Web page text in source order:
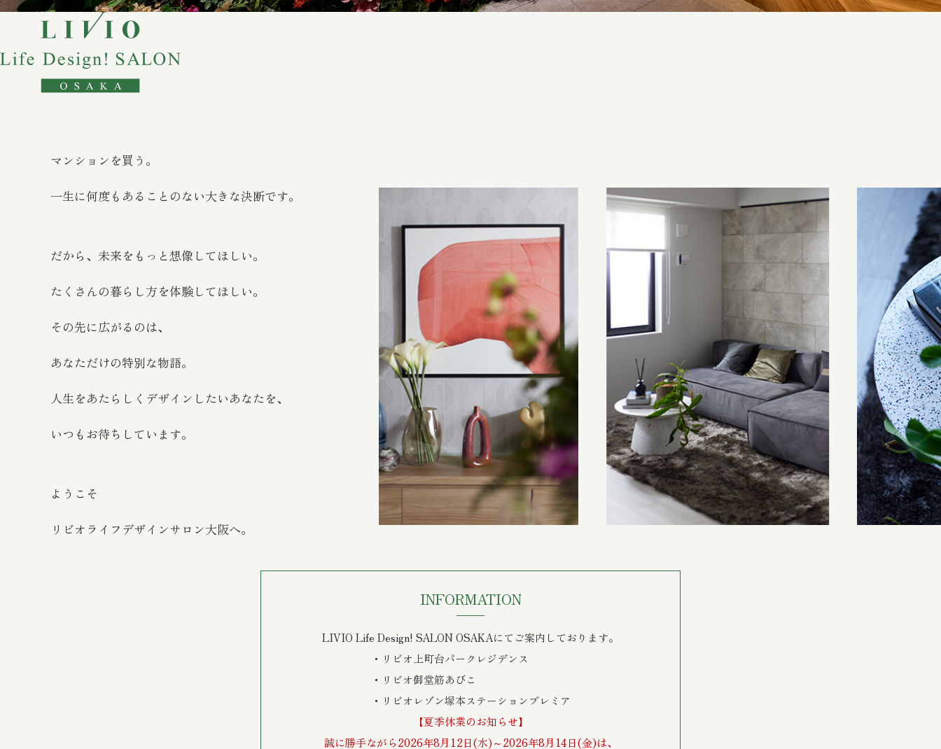
JR「大阪」駅へ1駅3分、JR東海道本線「塚本」駅徒歩3分の新築分譲マンション。
マンションを買う。
一生に何度もあることのない大きな決断です。
だから、未来をもっと想像してほしい。
たくさんの暮らし方を体験してほしい。
その先に広がるのは、
あなただけの特別な物語。
人生をあたらしくデザインしたいあなたを、
いつもお待ちしています。
ようこそ
リビオライフデザインサロン大阪へ。
INFORMATION
LIVIO Life Design! SALON OSAKAにて ご案内しております。
・リビオ上町台パークレジデンス
・リビオ御堂筋あびこ
・リビオレゾン塚本ステーションプレミア
【夏季休業のお知らせ】
誠に勝手ながら2026年8月12日(水)～2026年8月14日(金)は、